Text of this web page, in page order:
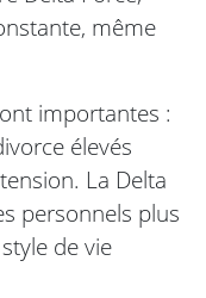
même
importantes :
élevés
La Delta
personnels plus
de vie